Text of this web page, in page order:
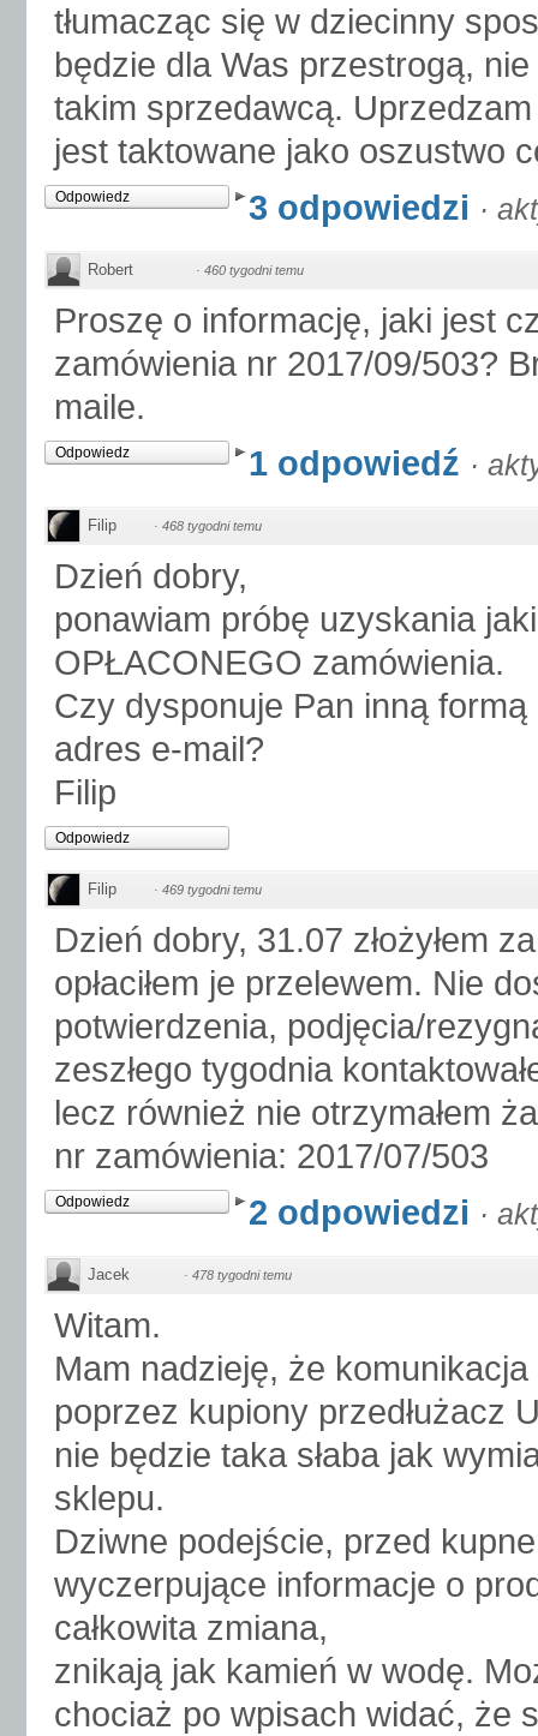
tłumacząc się w dziecinny
będzie dla Was przestrogą,
takim sprzedawcą.
jest taktowane jako oszustwo
Odpowiedz 3 odpowiedzi ·
Robert · 460 tygodni temu
Proszę o informację, jaki jest
zamówienia nr 2017/09/503?
maile.
Odpowiedz 1 odpowiedź ·
Filip · 468 tygodni temu
Dzień dobry,
ponawiam próbę uzyskania
OPŁACONEGO zamówienia.
Czy dysponuje Pan inną
adres e-mail?
Filip
Odpowiedz
Filip · 469 tygodni temu
Dzień dobry, 31.07 złożyłem
opłaciłem je przelewem. Nie
potwierdzenia, podjęcia/
zeszłego tygodnia
lecz również nie otrzymałem
nr zamówienia: 2017/07/503
Odpowiedz 2 odpowiedzi ·
Jacek · 478 tygodni temu
Witam.
Mam nadzieję, że
poprzez kupiony przedłużacz
nie będzie taka słaba jak
sklepu.
Dziwne podejście, przed
wyczerpujące informacje o
całkowita zmiana,
znikają jak kamień w wodę.
chociaż po wpisach widać, że